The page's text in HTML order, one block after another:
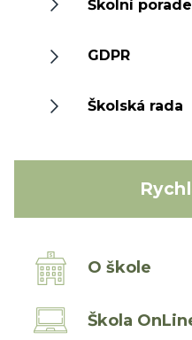
Školní
GDPR
Školská rada
O škole
Škola